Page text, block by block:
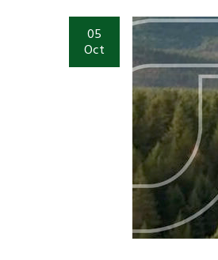
05
Oct